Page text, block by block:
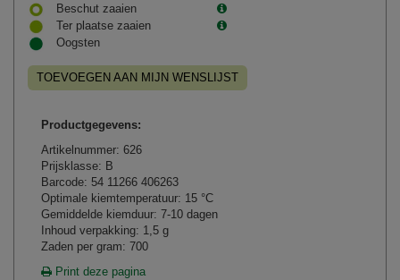
Beschut zaaien
Ter plaatse zaaien
Oogsten
TOEVOEGEN AAN MIJN WENSLIJST
Productgegevens:
Artikelnummer: 626
Prijsklasse: B
Barcode: 54 11266 406263
Optimale kiemtemperatuur: 15 °C
Gemiddelde kiemduur: 7-10 dagen
Inhoud verpakking: 1,5 g
Zaden per gram: 700
Print deze pagina